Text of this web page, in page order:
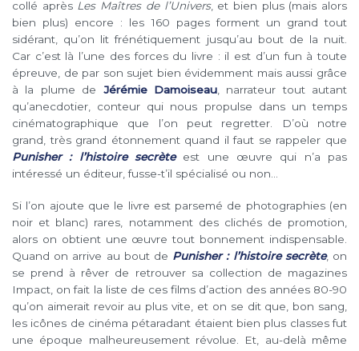
collé après Les Maîtres de l’Univers, et bien plus (mais alors
bien plus) encore : les 160 pages forment un grand tout
sidérant, qu’on lit frénétiquement jusqu’au bout de la nuit.
Car c’est là l’une des forces du livre : il est d’un fun à toute
épreuve, de par son sujet bien évidemment mais aussi grâce
à la plume de Jérémie Damoiseau, narrateur tout autant
qu’anecdotier, conteur qui nous propulse dans un temps
cinématographique que l’on peut regretter. D’où notre
grand, très grand étonnement quand il faut se rappeler que
Punisher : l’histoire secrèteest une œuvre qui n’a pas
intéressé un éditeur, fusse-t’il spécialisé ou non…
Si l’on ajoute que le livre est parsemé de photographies (en
noir et blanc) rares, notamment des clichés de promotion,
alors on obtient une œuvre tout bonnement indispensable.
Quand on arrive au bout de Punisher : l’histoire secrète, on
se prend à rêver de retrouver sa collection de magazines
Impact, on fait la liste de ces films d’action des années 80-90
qu’on aimerait revoir au plus vite, et on se dit que, bon sang,
les icônes de cinéma pétaradant étaient bien plus classes fut
une époque malheureusement révolue. Et, au-delà même